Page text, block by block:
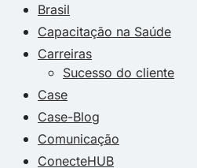
Brasil
Capacitação na Saúde
Carreiras
Sucesso do cliente
Case
Case-Blog
Comunicação
ConecteHUB